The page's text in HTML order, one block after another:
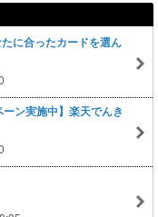
に合ったカードを選ん
ン実施中】楽天でんき